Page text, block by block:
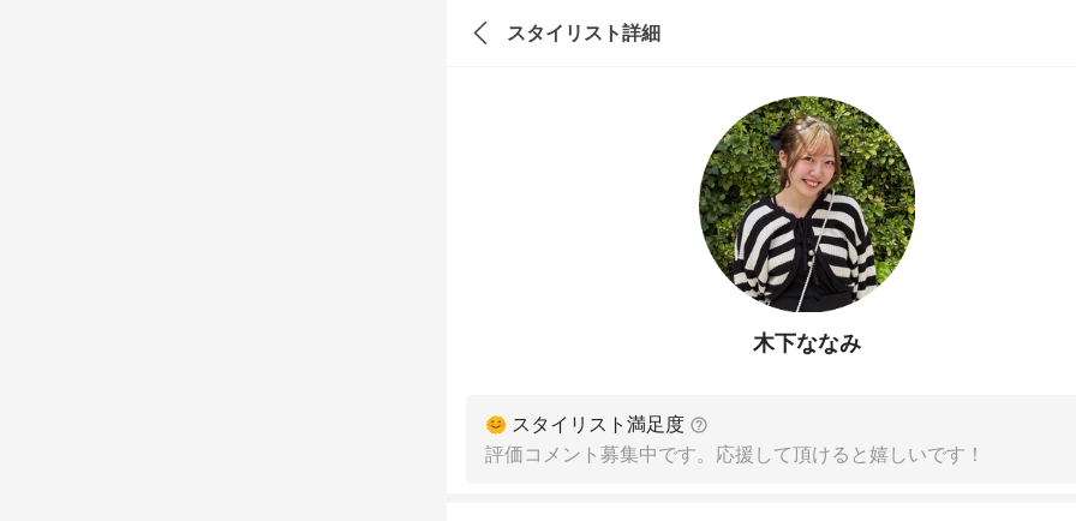
スタイリスト詳細
木下ななみ
スタイリスト満足度
評価コメント募集中です。応援して頂けると嬉しいです！